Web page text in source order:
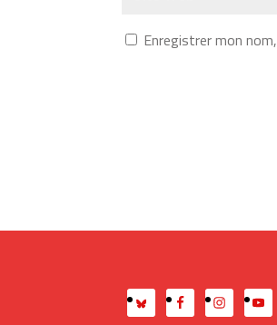
Enregistrer mon